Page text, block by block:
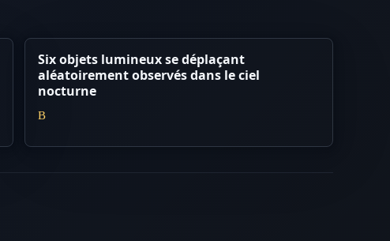
Six objets lumineux se déplaçant
aléatoirement observés dans le ciel
nocturne
B